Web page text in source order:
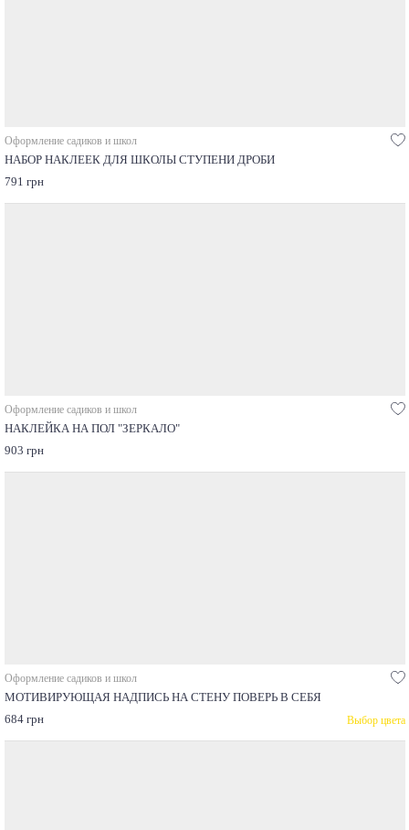
Оформление садиков и школ
НАБОР НАКЛЕЕК ДЛЯ ШКОЛЫ СТУПЕНИ ДРОБИ
791 грн
Оформление садиков и школ
НАКЛЕЙКА НА ПОЛ "ЗЕРКАЛО"
903 грн
Оформление садиков и школ
МОТИВИРУЮЩАЯ НАДПИСЬ НА СТЕНУ ПОВЕРЬ В СЕБЯ
684 грн
Выбор цвета